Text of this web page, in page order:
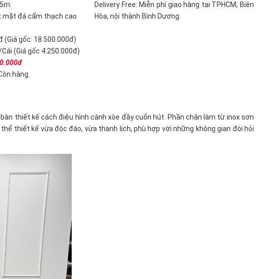
mặt đá cẩm thạch cao
(Giá gốc: 18.500.000đ)
(Giá gốc 4.250.000đ)
hàng.
Delivery Free: Miễn phí giao hàng tại TPHCM, Biên
Hòa, nội thành Bình Dương.
thiết kế cách điệu hình cánh xòe đầy cuốn hút. Phần chân làm từ inox sơn
thiết kế vừa độc đáo, vừa thanh lịch, phù hợp với những không gian đòi hỏi